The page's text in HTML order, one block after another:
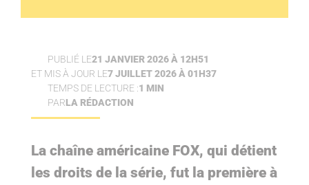
PUBLIÉ LE21 JANVIER 2026 À 12H51
ET MIS À JOUR LE7 JUILLET 2026 À 01H37
TEMPS DE LECTURE :1 MIN
PARLA RÉDACTION
La chaîne américaine FOX, qui détient
les droits de la série, fut la première à